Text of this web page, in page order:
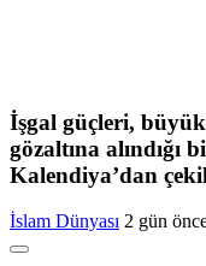
İşgal güçleri,
gözaltına alındığı
Kalendiya’dan
İslam Dünyası 2 gün